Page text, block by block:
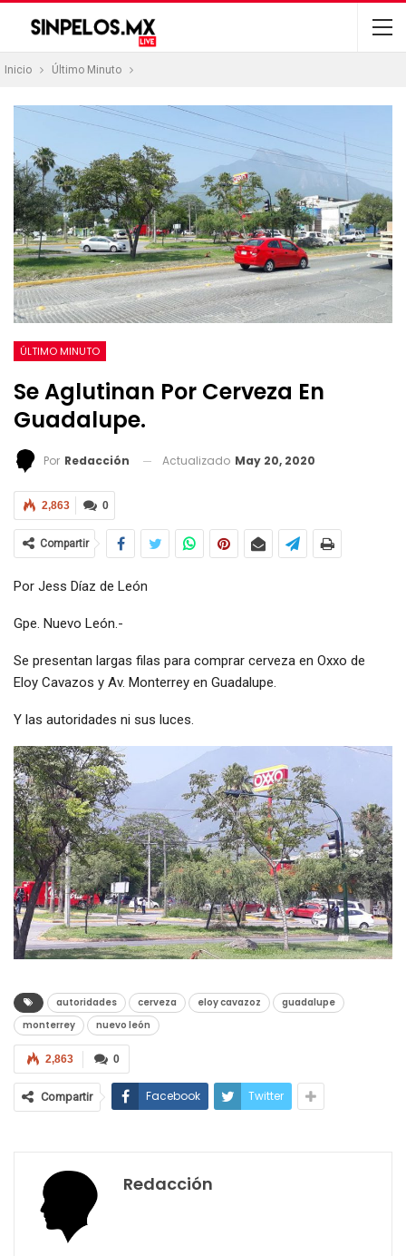
Inicio Último Minuto
ÚLTIMO MINUTO
Se Aglutinan Por Cerveza En
Guadalupe.
Por Redacción Actualizado May 20, 2020
0
2,863
Compartir
Por Jess Díaz de León
Gpe. Nuevo León.-
Se presentan largas filas para comprar cerveza en Oxxo de
Eloy Cavazos y Av. Monterrey en Guadalupe.
Y las autoridades ni sus luces.
autoridades cerveza eloy cavazoz
guadalupe
monterrey
nuevo león
0
2,863
Compartir Facebook Twitter
Redacción